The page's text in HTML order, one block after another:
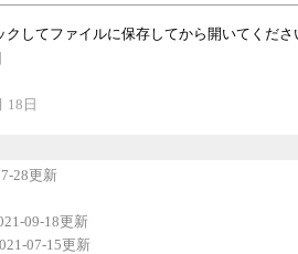
してファイルに保存してから開いてくださ
18日
28更新
09-18更新
07-15更新